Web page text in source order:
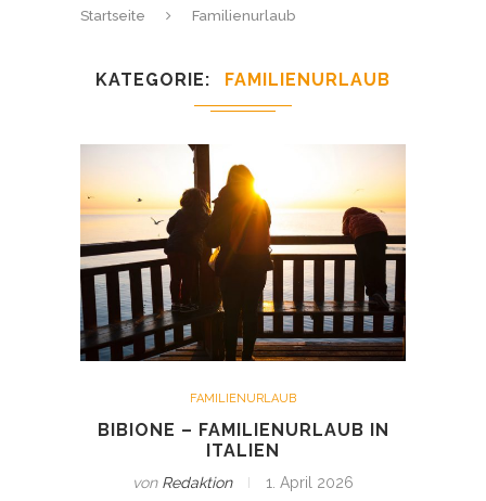
Startseite Familienurlaub
KATEGORIE FAMILIENURLAUB
FAMILIENURLAUB
BIBIONE – FAMILIENURLAUB IN
ITALIEN
von Redaktion 1. April 2026